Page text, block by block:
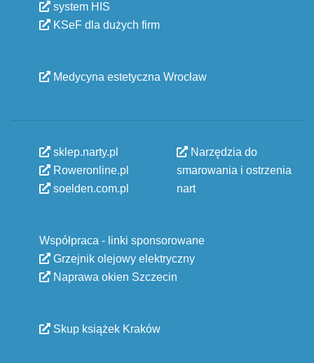
system HIS
KSeF dla dużych firm
Medycyna estetyczna Wrocław
sklep.narty.pl
Roweronline.pl
soelden.com.pl
Narzędzia do
smarowania i ostrzenia
nart
Współpraca - linki sponsorowane
Grzejnik olejowy elektryczny
Naprawa okien Szczecin
Skup książek Kraków